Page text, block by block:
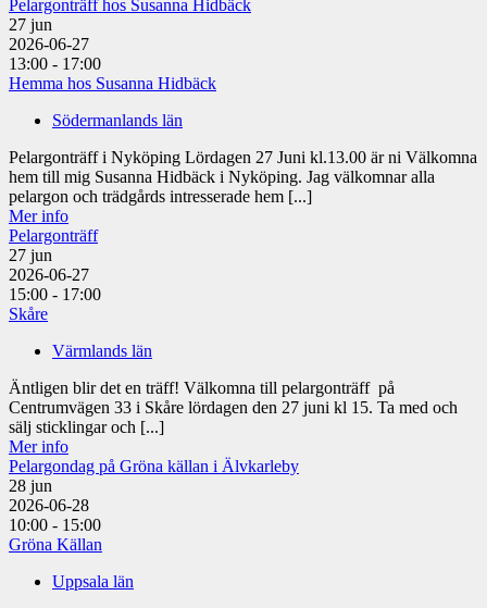
Pelargonträff hos Susanna Hidbäck
27 jun
2026-06-27
13:00 - 17:00
Hemma hos Susanna Hidbäck
Södermanlands län
Pelargonträff i Nyköping Lördagen 27 Juni kl.13.00 är ni Välkomna
hem till mig Susanna Hidbäck i Nyköping. Jag välkomnar alla
pelargon och trädgårds intresserade hem [...]
Mer info
Pelargonträff
27 jun
2026-06-27
15:00 - 17:00
Skåre
Värmlands län
Äntligen blir det en träff! Välkomna till pelargonträff på
Centrumvägen 33 i Skåre lördagen den 27 juni kl 15. Ta med och
sälj sticklingar och [...]
Mer info
Pelargondag på Gröna källan i Älvkarleby
28 jun
2026-06-28
10:00 - 15:00
Gröna Källan
Uppsala län